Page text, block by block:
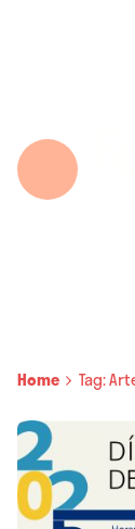
Home Tag: